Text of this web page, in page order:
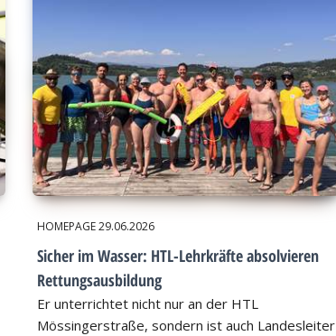
HOMEPAGE29.06.2026
Sicher im Wasser: HTL-Lehrkräfte absolvieren
Rettungsausbildung
Er unterrichtet nicht nur an der HTL
Mössingerstraße, sondern ist auch Landesleiter